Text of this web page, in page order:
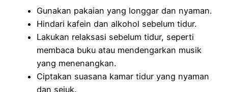
Gunakan pakaian yang longgar dan nyaman.
Hindari kafein dan alkohol sebelum tidur.
Lakukan relaksasi sebelum tidur, seperti
membaca buku atau mendengarkan musik
yang menenangkan.
Ciptakan suasana kamar tidur yang nyaman
dan sejuk.